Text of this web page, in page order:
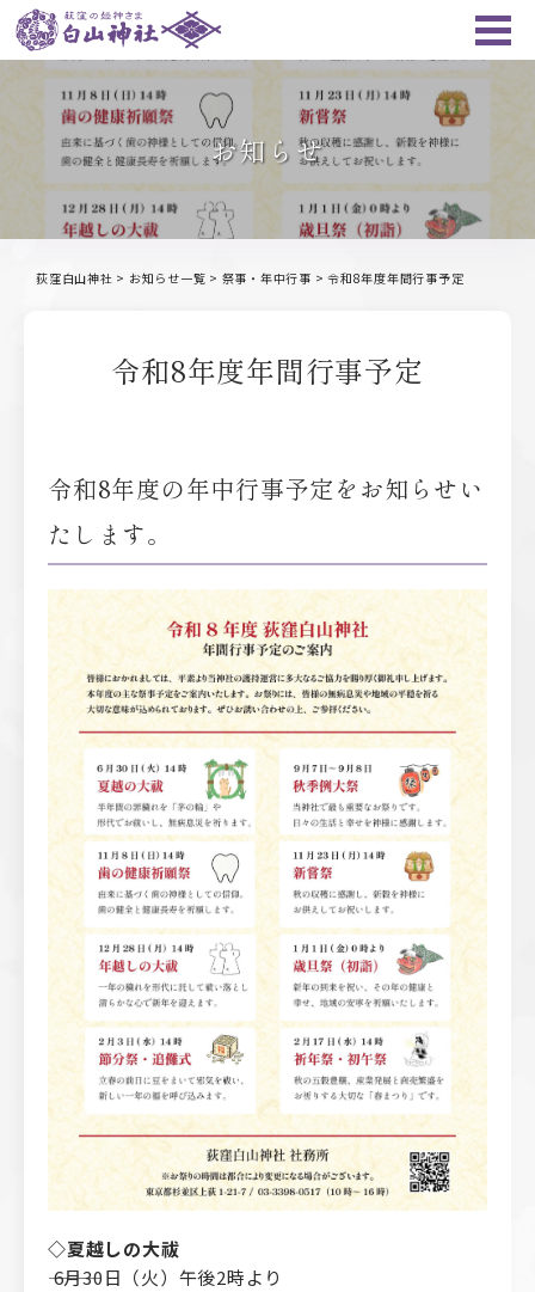
お知らせ
荻窪白山神社 > お知らせ一覧 > 祭事・年中行事 > 令和8年度年間行事予定
令和8年度年間行事予定
令和8年度の年中行事予定をお知らせい
たします。
◇夏越しの大祓
――― 6月30日（火）午後2時より